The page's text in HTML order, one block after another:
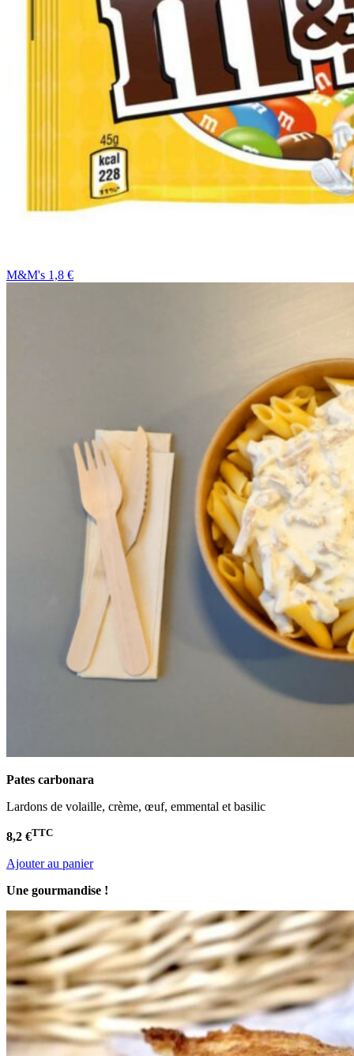
M&M's 1,8 €
Pates carbonara
Lardons de volaille, crème, œuf, emmental et basilic
8,2 €TTC
Ajouter au panier
Une gourmandise !